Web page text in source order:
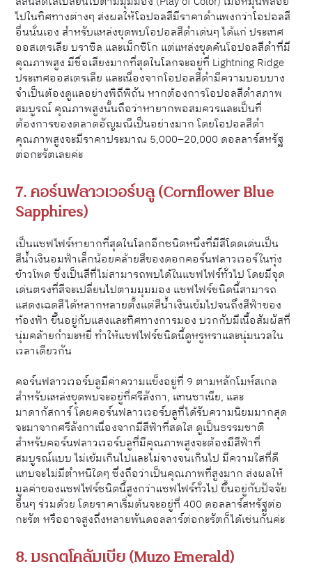
ไปในทิศทางต่างๆ ส่งผลให้โอปอลสีมีราคาดำแพงกว่าโอปอลสี
อื่นนั่นเอง สำหรับแหล่งขุดพบโอปอลสีดำเด่นๆ ได้แก่ ประเทศ
ออสเตรเลีย บราซิล และเม็กซิโก แต่แหล่งขุดค้นโอปอลสีดำที่มี
คุณภาพสูง มีชื่อเสียงมากที่สุดในโลกจะอยู่ที่ Lightning Ridge
ประเทศออสเตรเลีย และเนื่องจากโอปอลสีดำมีความบอบบาง
จำเป็นต้องดูแลอย่างพิถีพิถัน หากต้องการโอปอลสีดำสภาพ
สมบูรณ์ คุณภาพสูงนั้นถือว่าหายากพอสมควรและเป็นที่
ต้องการของตลาดอัญมณีเป็นอย่างมาก โดยโอปอลสีดำ
คุณภาพสูงจะมีราคาประมาณ 5,000–20,000 ดอลลาร์สหรัฐ
ต่อกะรัตเลยค่ะ
7. คอร์นฟลาวเวอร์บลู (Cornflower Blue
Sapphires)
เป็นแซฟไฟร์หายากที่สุดในโลกอีกชนิดหนึ่งที่มีสีโดดเด่นเป็น
สีน้ำเงินอมฟ้าเล็กน้อยคล้ายสีของดอกคอร์นฟลาวเวอร์ในทุ่ง
ข้าวโพด ซึ่งเป็นสีที่ไม่สามารถพบได้ในแซฟไฟร์ทั่วไป โดยมีจุด
เด่นตรงที่สีจะเปลี่ยนไปตามมุมมอง แซฟไฟร์ชนิดนี้สามารถ
แสดงเฉดสีได้หลากหลายตั้งแต่สีน้ำเงินเข้มไปจนถึงสีฟ้าของ
ท้องฟ้า ขึ้นอยู่กับแสงและทิศทางการมอง บวกกับมีเนื้อสัมผัสที่
นุ่มคล้ายกำมะหยี่ ทำให้แซฟไฟร์ชนิดนี้ดูหรูหราและนุ่มนวลใน
เวลาเดียวกัน
คอร์นฟลาวเวอร์บลูมีค่าความแข็งอยู่ที่ 9 ตามหลักโมห์สเกล
สำหรับแหล่งขุดพบจะอยู่ที่ศรีลังกา, แทนซาเนีย, และ
มาดากัสการ์ โดยคอร์นฟลาวเวอร์บลูที่ได้รับความนิยมมากสุด
จะมาจากศรีลังกาเนื่องจากมีสีฟ้าที่สดใส ดูเป็นธรรมชาติ
สำหรับคอร์นฟลาวเวอร์บลูที่มีคุณภาพสูงจะต้องมีสีฟ้าที่
สมบูรณ์แบบ ไม่เข้มเกินไปและไม่จางจนเกินไป มีความใสที่ดี
แทบจะไม่มีตำหนิใดๆ ซึ่งถือว่าเป็นคุณภาพที่สูงมาก ส่งผลให้
มูลค่าของแซฟไฟร์ชนิดนี้สูงกว่าแซฟไฟร์ทั่วไป ขึ้นอยู่กับปัจจัย
อื่นๆ ร่วมด้วย โดยราคาเริ่มต้นจะอยู่ที่ 400 ดอลลาร์สหรัฐต่อ
กะรัต หรืออาจสูงถึงหลายพันดอลลาร์ต่อกะรัตก็ได้เช่นกันค่ะ
8.มรกตโคลัมเบีย (Muzo Emerald)